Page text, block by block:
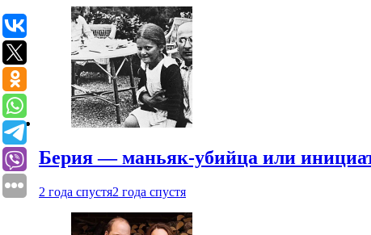
Берия — маньяк-убийца или
2 года спустя2 года спустя